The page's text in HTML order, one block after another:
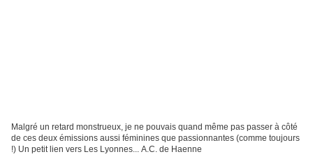
Malgré un retard monstrueux, je ne pouvais quand même pas passer à côté
de ces deux émissions aussi féminines que passionnantes (comme toujours
!) Un petit lien vers Les Lyonnes... A.C. de Haenne